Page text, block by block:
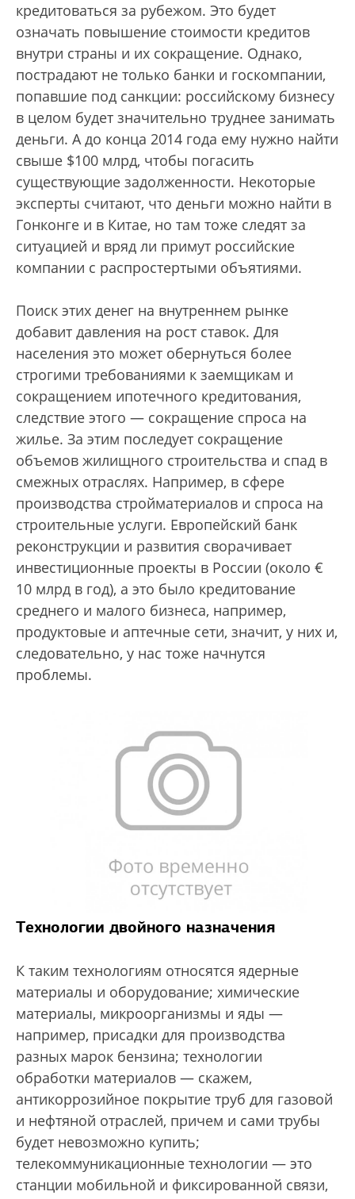
кредитоваться за рубежом. Это будет
означать повышение стоимости кредитов
внутри страны и их сокращение. Однако,
пострадают не только банки и госкомпании,
попавшие под санкции: российскому бизнесу
в целом будет значительно труднее занимать
деньги. А до конца 2014 года ему нужно найти
свыше $100 млрд, чтобы погасить
существующие задолженности. Некоторые
эксперты считают, что деньги можно найти в
Гонконге и в Китае, но там тоже следят за
ситуацией и вряд ли примут российские
компании с распростертыми объятиями.
Поиск этих денег на внутреннем рынке
добавит давления на рост ставок. Для
населения это может обернуться более
строгими требованиями к заемщикам и
сокращением ипотечного кредитования,
следствие этого — сокращение спроса на
жилье. За этим последует сокращение
объемов жилищного строительства и спад в
смежных отраслях. Например, в сфере
производства стройматериалов и спроса на
строительные услуги. Европейский банк
реконструкции и развития сворачивает
инвестиционные проекты в России (около €
10 млрд в год), а это было кредитование
среднего и малого бизнеса, например,
продуктовые и аптечные сети, значит, у них и,
следовательно, у нас тоже начнутся
проблемы.
Технологии двойного назначения
К таким технологиям относятся ядерные
материалы и оборудование; химические
материалы, микроорганизмы и яды —
например, присадки для производства
разных марок бензина; технологии
обработки материалов — скажем,
антикоррозийное покрытие труб для газовой
и нефтяной отраслей, причем и сами трубы
будет невозможно купить;
телекоммуникационные технологии — это
станции мобильной и фиксированной связи,